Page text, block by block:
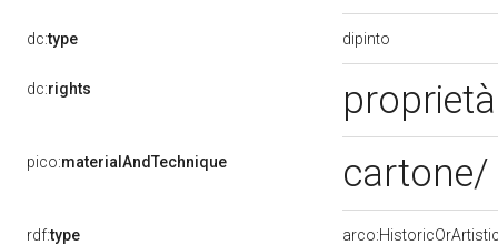
dc:type dipinto
dc:rights
pico:materialAndTechnique
rdf:type